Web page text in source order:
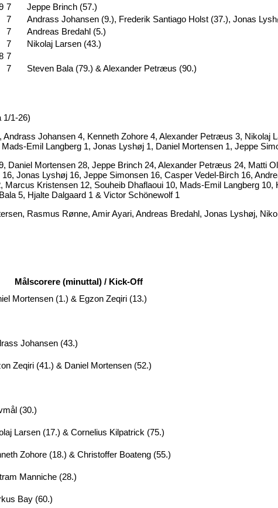
7
Jeppe Brinch (57.)
7
Andrass Johansen (9.), Frederik Santiago Holst (37.), Jonas
7
Andreas Bredahl (5.)
7
Nikolaj Larsen (43.)
7
7 Steven Bala (79.) & Alexander Petræus (90.)
1/1-26)
Andrass Johansen 4, Kenneth Zohore 4, Alexander Petræus 3,
Emil Langberg 1, Jonas Lyshøj 1, Daniel Mortensen 1, Jeppe
Daniel Mortensen 28, Jeppe Brinch 24, Alexander Petræus 24, Matti
Jonas Lyshøj 16, Jeppe Simonsen 16, Casper Vedel-Birch 16,
Kristensen 12, Souheib Dhaflaoui 10, Mads-Emil Langberg
5, Hjalte Dalgaard 1 & Victor Schönewolf 1
Rasmus Rønne, Amir Ayari, Andreas Bredahl, Jonas Lyshøj,
Målscorere (minuttal) / Kick-Off
Mortensen (1.) & Egzon Zeqiri (13.)
Johansen (43.)
Zeqiri (41.) & Daniel Mortensen (52.)
(30.)
Larsen (17.) & Cornelius Kilpatrick (75.)
Zohore (18.) & Christoffer Boateng (55.)
Manniche (28.)
Bay (60.)